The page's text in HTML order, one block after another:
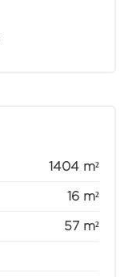
1404 m²
16 m²
57 m²